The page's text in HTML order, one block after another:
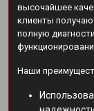
высочайшее
клиенты
полную
Наши